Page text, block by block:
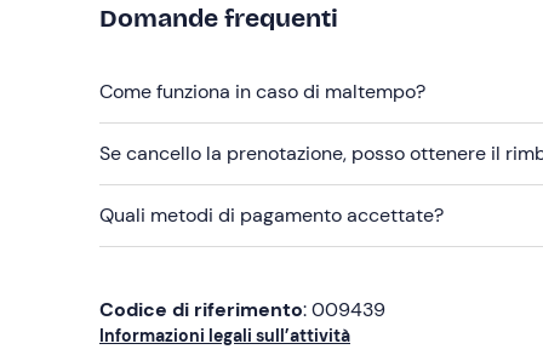
Non dimenticare di portare
Occhiali da sole
Domande frequenti
Come funziona in caso di maltempo?
Se cancello la prenotazione, posso ottenere il
Quali metodi di pagamento accettate?
Codice di riferimento: 009439
Informazioni legali sull’attività